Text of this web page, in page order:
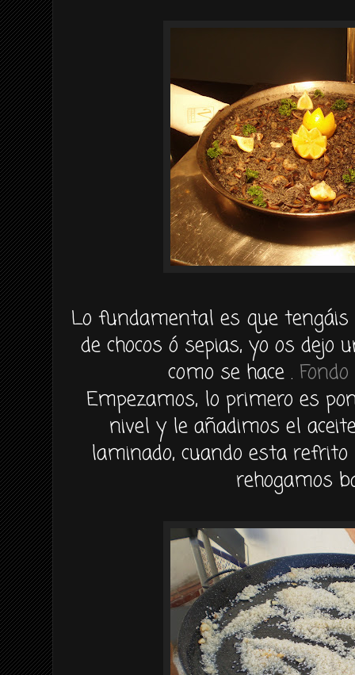
Lo fundamental es que
de chocos ó sepias, yo os dejo
como se hace .
Empezamos, lo primero es
nivel y le añadimos el
laminado, cuando esta
rehogamos